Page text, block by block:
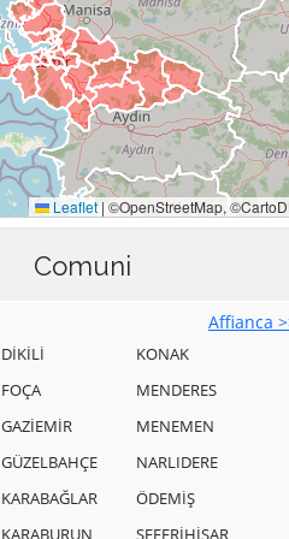
Comuni
Affianca
DİKİLİ
FOÇA
GAZİEMİR
GÜZELBAHÇE
KARABAĞLAR
KARABURUN
KONAK
MENDERES
MENEMEN
NARLIDERE
ÖDEMİŞ
SEFERİHİSAR